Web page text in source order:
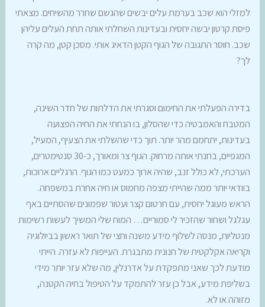
למזלי הוא שכב בערמת עלים יבשים שהגשם שחרר מהשיחים. מצאתי
פיסת קרטון יבשה יחסית ובעדינות השחלתי אותה תחת העלים עליהן
שכב. חוסר התגובה של הגוף הקטן הדאיג אותי. מסכן קטן, מה קרה
לך?
בדירה הפעלתי את החימום וסגרתי את הדלתות של חדר השינה,
המטבח והאמבטיה כדי שהסלון, בו הנחתי את החיה הפצועה
בעדינות, יתחמם מהר יותר. תוך כדי שהשלתי את הצעיף, המעיל,
המגפיים, בחנתי אותה מרחוק. הגוף צר ומאורך, כ-30 סנטימטרים,
הערכתי, לא כולל זנב, שהיה ארוך כמעט כמו הגוף. הרגליים ארוכות,
בוודאי יותר ממה שהייתי מצפה מחמוס או חיה אחרת במשפחה.
הראש מעוגל יחסית, עם חרטום קצר ועטור שפמונים שהסתיים באף
עגלגל ושחור שהזכיר לי סמוריים… המוח שלי המשיך לעשות רשימות
מנטליות, מנסה לשלוף מידע משנה וחצי של תואר ראשון בביולוגיה
וקריאה אקלקטית של חנונית מתבגרת. העייפות לא עזרה. הייתי
מודעת לכך שאני מתפקדת על אדרנלין, מה שלא עזר יותר מידי
בשליפת מידע, אבל כן עזר להתמקד על הטיפול בחיה הקטנה,
מזוהה או לא.